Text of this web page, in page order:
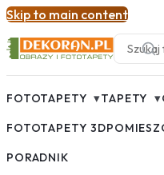
Skip to main content
FOTOTAPETY ▾TAPETY ▾
FOTOTAPETY 3D
PORADNIK